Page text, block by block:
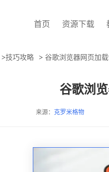
首页 资源下载
>技巧攻略 > 谷歌浏览器网页加
谷歌浏
来源： 克罗米格物